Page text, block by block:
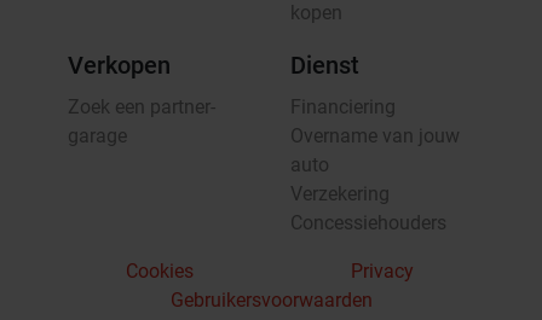
kopen
Verkopen
Zoek een partner-
garage
Dienst
Financiering
Overname van jouw
auto
Verzekering
Concessiehouders
Cookies
Privacy
Gebruikersvoorwaarden